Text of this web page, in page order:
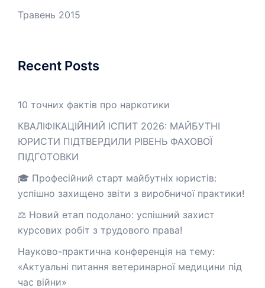
Травень 2015
Recent Posts
10 точних фактів про наркотики
КВАЛІФІКАЦІЙНИЙ ІСПИТ 2026: МАЙБУТНІ
ЮРИСТИ ПІДТВЕРДИЛИ РІВЕНЬ ФАХОВОЇ
ПІДГОТОВКИ
🎓 Професійний старт майбутніх юристів:
успішно захищено звіти з виробничої практики!
⚖️ Новий етап подолано: успішний захист
курсових робіт з трудового права!
Науково-практична конференція на тему:
«Актуальні питання ветеринарної медицини під
час війни»